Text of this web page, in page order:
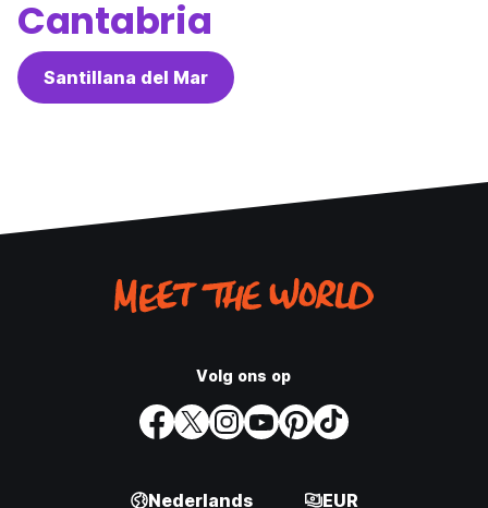
Cantabria
Santillana del Mar
Volg ons op
Nederlands EUR